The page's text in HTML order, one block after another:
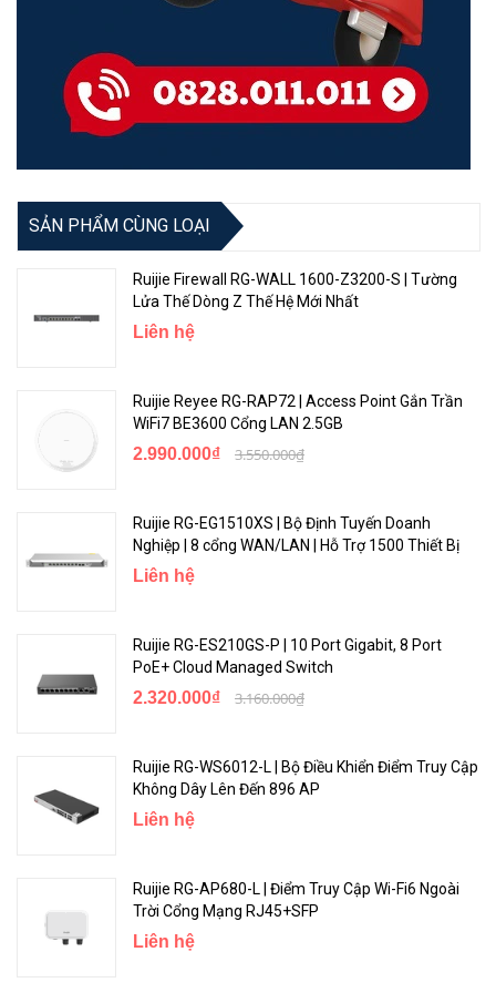
các hệ điều hành không phải mô-đun, khả năng thiết lập lại máy
• Các lỗi của thành phần (quy trình) có thể được tự động sửa chữa
mềm đáng tin cậy
1. Lựa chọn thành phần nghiêm ngặt
chất lượng chung cho tất cả các sản phẩm:
- Quạt có khả năng điều chỉnh tốc độ thông minh để kéo dài tuổi
- Hiệu suất chống ẩm, chống bụi, chống ăn mòn, chống sương
mù, chống sương muối với lớp phủ bảo vệ phù hợp với môi trường
khác nhau
SẢN PHẨM CÙNG LOẠI
Ruijie Firewall RG-WALL 1600-Z3200-S | Tường
Lửa Thế Dòng Z Thế Hệ Mới Nhất
Liên hệ
Ruijie Reyee RG-RAP72 | Access Point Gắn Trần
WiFi7 BE3600 Cổng LAN 2.5GB
2.990.000₫ 3.550.000₫
Ruijie RG-EG1510XS | Bộ Định Tuyến Doanh
Nghiệp | 8 cổng WAN/LAN | Hỗ Trợ 1500 Thiết Bị
Liên hệ
Ruijie RG-ES210GS-P | 10 Port Gigabit, 8 Port
PoE+ Cloud Managed Switch
2.320.000₫ 3.160.000₫
Ruijie RG-WS6012-L | Bộ Điều Khiển Điểm Truy Cập
Không Dây Lên Đến 896 AP
Liên hệ
Ruijie RG-AP680-L | Điểm Truy Cập Wi-Fi6 Ngoài
Trời Cổng Mạng RJ45+SFP
Liên hệ